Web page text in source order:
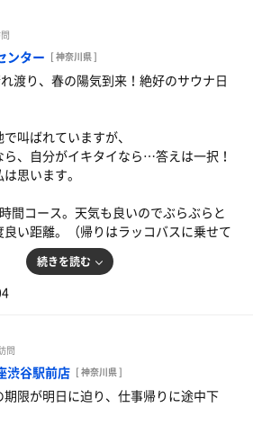
か記憶もバグる中、サンドイッチの熱
の退室。。
ら休憩してると、SSKサンが赤い扇子
ら前から送ってくれました（感謝）。
ッシュ！
滑り込み、生ビール中×3、餃子はラ
クライニングに寝転ぶも、ポツポツと
イチ集中出来ず…室内リクライニング
を横目に、2セット目は小部屋の奥、
ダラと汗を流した。
に5分前にサ室の扉を開け、15時のア
、絶好のポジションをゲット！サ室は
とり。気持ちがこもった熱波、アロマ
ぐ感じも様になっており、お代わりも良
♪
しつつ、檜の湯で太古に思いを馳せ
キ後、2F休憩室で記憶を呼び戻す。
サウナ利用の旨を伝え、プラス200
いタオルセットを受け取る。
面には小さな漫画の棚。手書き注意書
「サ室に持ち込むな」とは書かれてい
を詰め込み、タイツを脱いだら浴場
囲気。
器、16席ある洗い場には仕切りもなく
ソープ等、オシャレな響きの備え付け
ブラ風呂でしばしの下準備…新たな扉
ンター [ 神奈川県 ]
渡り、春の陽気到来！絶好のサウナ日
叫ばれていますが、
、自分がイキタイなら…答えは一択！
思います。
間コース。天気も良いのでぶらぶらと
い距離。（帰りはラッコバスに乗せて
ちゃんラーメン」で、どっ豚骨の旨い
ャベ、味玉追加）を久々にすする。
と流れる泉の森を抜け、腹ごなしのウ
要らず汗ばみながらの14時過ぎに入
の鍵を抜く。ラッコカードをそっと
続きを読む
問
渋谷駅前店 [ 神奈川県 ]
期限が明日に迫り、仕事帰りに途中下